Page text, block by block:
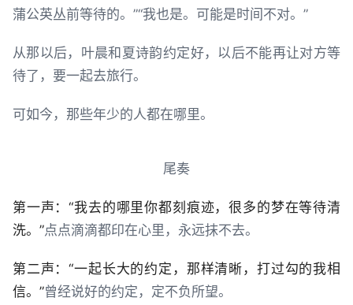
蒲公英丛前等待的。”“我也是。可能是时间不对。”
从那以后，叶晨和夏诗韵约定好，以后不能再让对方等
待了，要一起去旅行。
可如今，那些年少的人都在哪里。
尾奏
第一声：“我去的哪里你都刻痕迹，很多的梦在等待清
洗。”点点滴滴都印在心里，永远抹不去。
第二声：“一起长大的约定，那样清晰，打过勾的我相
信。”曾经说好的约定，定不负所望。